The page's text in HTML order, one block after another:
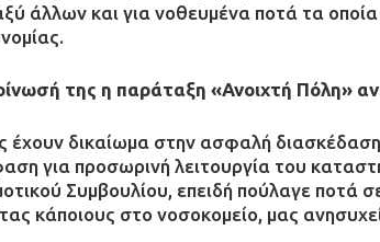
άλλων και για νοθευμένα ποτά τα οποία
της η παράταξη «Ανοιχτή Πόλη»
έχουν δικαίωμα στην ασφαλή διασκέδαση
για προσωρινή λειτουργία του
Συμβουλίου, επειδή πούλαγε ποτά
κάποιους στο νοσοκομείο, μας